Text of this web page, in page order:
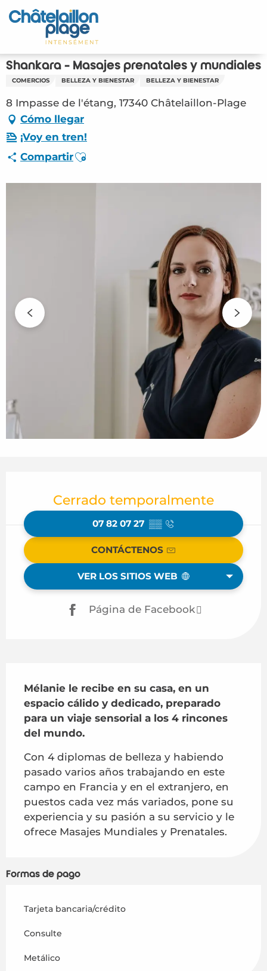
Aller
au
principal
Inicio – ES
Descubra
Actividades
Vivir
Citas
Shankara - Masajes prenatales y mundiales
COMERCIOS BELLEZA Y BIENESTAR BELLEZA Y BIENESTAR
8 Impasse de l'étang, 17340 Châtelaillon-Plage
Cómo llegar
¡Voy en tren!
CompartirAjouter aux favoris
Cerrado temporalmente
07 82 07 27 ▒▒
CONTÁCTENOS
VER LOS SITIOS WEB
Página de Facebook
Mélanie le recibe en su casa, en un
espacio cálido y dedicado, preparado
para un viaje sensorial a los 4 rincones
del mundo.
Con 4 diplomas de belleza y habiendo
pasado varios años trabajando en este
campo en Francia y en el extranjero, en
puestos cada vez más variados, pone su
experiencia y su pasión a su servicio y le
ofrece Masajes Mundiales y Prenatales.
Formas de pago
Tarjeta bancaria/crédito
Consulte
Metálico